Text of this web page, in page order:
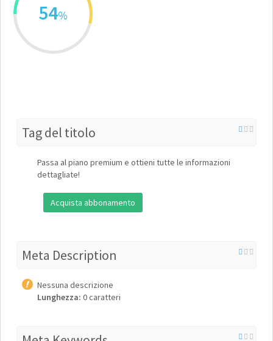
54%
Tag del titolo
Passa al piano premium e ottieni tutte le informazioni
dettagliate!
Acquista abbonamento
Meta Description
Nessuna descrizione
Lunghezza: 0 caratteri